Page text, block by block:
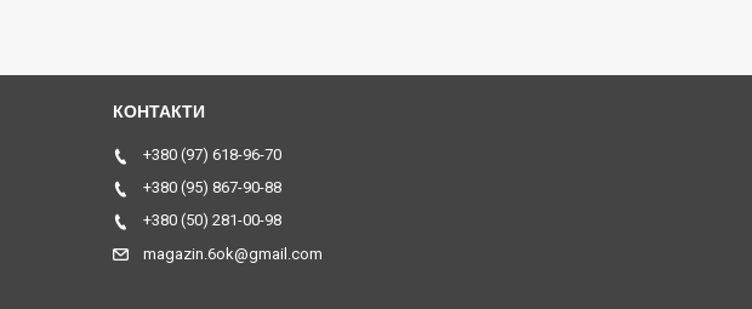
+380 (97) 618-96-70
+380 (95) 867-90-88
+380 (50) 281-00-98
magazin.6ok@gmail.com